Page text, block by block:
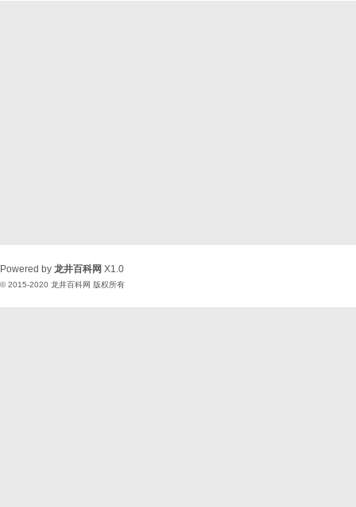
Powered by 龙井百科网 X1.0
© 2015-2020 龙井百科网 版权所有